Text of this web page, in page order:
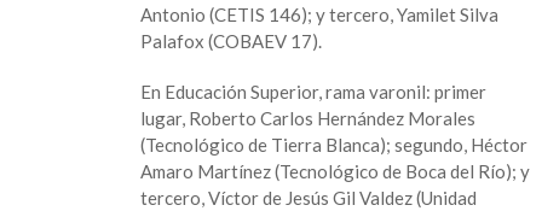
Antonio (CETIS 146); y tercero, Yamilet Silva
Palafox (COBAEV 17).
En Educación Superior, rama varonil: primer
lugar, Roberto Carlos Hernández Morales
(Tecnológico de Tierra Blanca); segundo, Héctor
Amaro Martínez (Tecnológico de Boca del Río); y
tercero, Víctor de Jesús Gil Valdez (Unidad